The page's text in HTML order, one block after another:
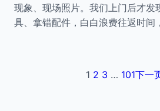
现象、现场照片。我们上门后才发
具、拿错配件，白白浪费往返时
1 2 3 … 101下一